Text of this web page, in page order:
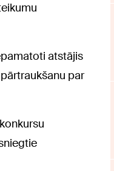
atstājis
par